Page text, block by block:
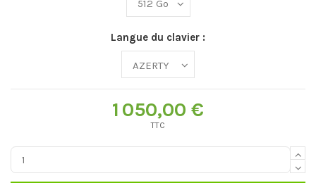
Langue du clavier :
1 050,00 €
TTC